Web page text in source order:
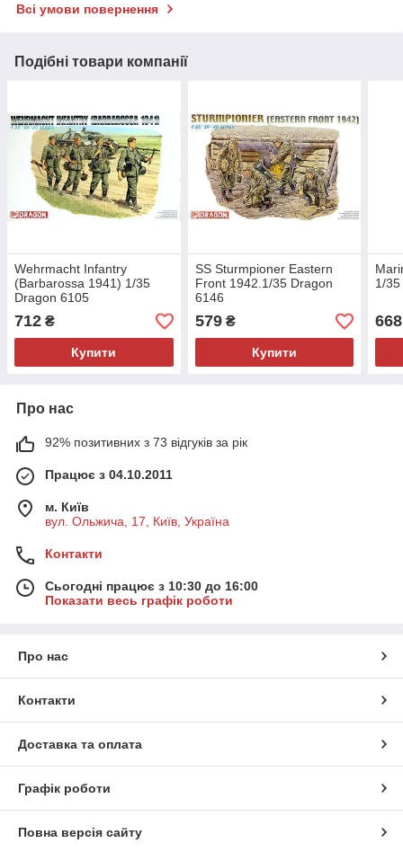
Всі умови повернення
Подібні товари компанії
Wehrmacht Infantry
(Barbarossa 1941) 1/35
Dragon 6105
712 ₴
Купити
SS Sturmpioner Eastern
Front 1942.1/35 Dragon
6146
579₴
Купити
1/
668
Про нас
92% позитивних з 73 відгуків за рік
Працює з 04.10.2011
м. Київ
вул. Ольжича, 17, Київ, Україна
Контакти
Сьогодні працює з 10:30 до 16:00
Показати весь графік роботи
Про нас
Контакти
Доставка та оплата
Графік роботи
Повна версія сайту